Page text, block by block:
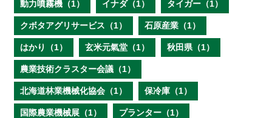
動力噴霧機（1） イナダ（1） タイガー（1）
クボタアグリサービス（1） 石原産業（1）
はかり（1） 玄米元氣堂（1） 秋田県（1）
農業技術クラスター会議（1）
北海道林業機械化協会（1） 保冷庫（1）
国際農業機械展（1） プランター（1）